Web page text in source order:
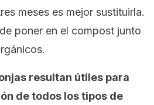
meses es mejor sustituirla.
poner en el compost junto
resultan útiles para
de todos los tipos de